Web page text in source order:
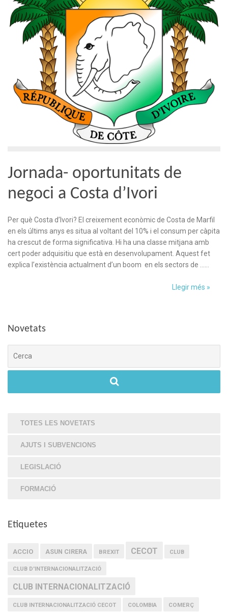
Jornada- oportunitats de
negoci a Costa d’Ivori
Per què Costa d’Ivori? El creixement econòmic de Costa de Marfil
en els últims anys es situa al voltant del 10% i el consum per càpita
ha crescut de forma significativa. Hi ha una classe mitjana amb
cert poder adquisitiu que està en desenvolupament. Aquest fet
explica l’existència actualment d’un boom en els sectors de ……
Llegir més »
Novetats
TOTES LES NOVETATS
AJUTS I SUBVENCIONS
LEGISLACIÓ
FORMACIÓ
Etiquetes
ACCIO ASUN CIRERA BREXIT CECOT CLUB
CLUB D'INTERNACIONALITZACIÓ
CLUB INTERNACIONALITZACIÓ
CLUB INTERNACIONALITZACIÓ CECOT COLOMBIA COMERÇ